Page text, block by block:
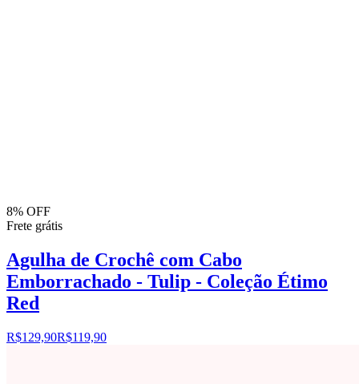
8% OFF
Frete grátis
Agulha de Crochê com Cabo
Emborrachado - Tulip - Coleção Étimo
Red
R$129,90R$119,90